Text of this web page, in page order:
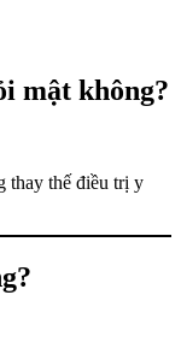
mật không?
thay thế điều trị y